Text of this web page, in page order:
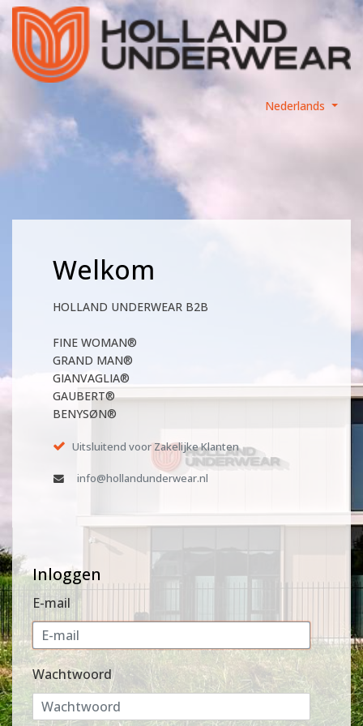
Nederlands
Welkom
HOLLAND UNDERWEAR B2B
FINE WOMAN®
GRAND MAN®
GIANVAGLIA®
GAUBERT®
BENYSØN®
Uitsluitend voor Zakelijke Klanten
info@hollandunderwear.nl
Inloggen
E-mail
Wachtwoord